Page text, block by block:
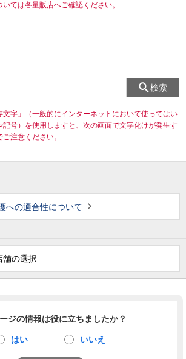
ては各量販店へご確認ください。
検索
文字」（一般的にインターネットにおいて使ってはい
記号）を使用しますと、次の画面で文字化けが発生す
注意ください。
への適合性について
舗の選択
ジの情報は役に立ちましたか？
はい いいえ